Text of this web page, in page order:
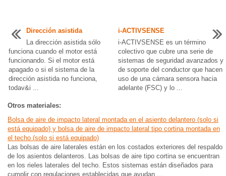
Dirección asistida
La dirección asistida sólo
funciona cuando el motor está
funcionando. Si el motor está
apagado o si el sistema de la
dirección asistida no funciona,
todav&i ...
i-ACTIVSENSE
i-ACTIVSENSE es un término
colectivo que cubre una serie de
sistemas de seguridad avanzados y
de soporte del conductor que hacen
uso de una cámara sensora hacia
adelante (FSC) y lo ...
Otros materiales:
Bolsa de aire de impacto lateral montada en el asiento delantero (solo si
está equipado) y bolsa de aire de impacto lateral tipo cortina montada en
el techo (solo si está equipado)
Las bolsas de aire laterales están en los costados exteriores del respaldo
de los asientos delanteros. Las bolsas de aire tipo cortina se encuentran
en los rieles laterales del techo. Estos sistemas están diseñados para
cumplir con regulaciones establecidas que ayudan ...